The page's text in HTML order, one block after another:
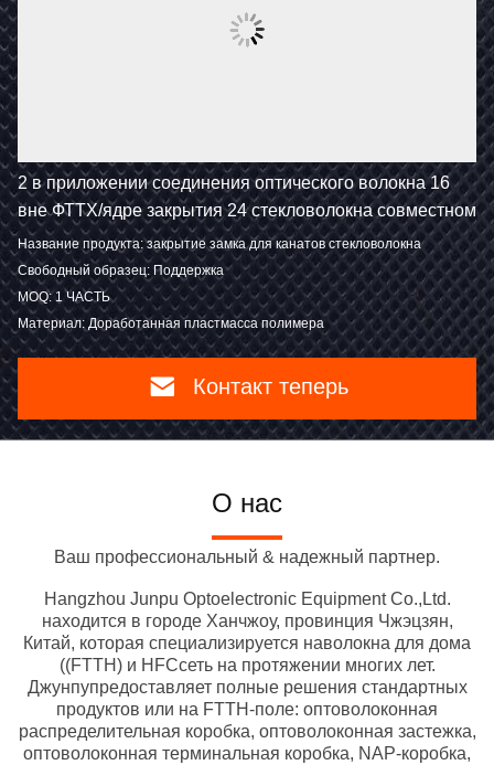
2 в приложении соединения оптического волокна 16
вне ФТТХ/ядре закрытия 24 стекловолокна совместном
Название продукта: закрытие замка для канатов стекловолокна
Свободный образец: Поддержка
MOQ: 1 ЧАСТЬ
Материал: Доработанная пластмасса полимера
Контакт теперь
О нас
Ваш профессиональный & надежный партнер.
Hangzhou Junpu Optoelectronic Equipment Co.,Ltd.
находится в городе Ханчжоу, провинция Чжэцзян,
Китай, которая специализируется наволокна для дома
((FTTH) и HFCсеть на протяжении многих лет.
Джунпупредоставляет полные решения стандартных
продуктов или на FTTH-поле: оптоволоконная
распределительная коробка, оптоволоконная застежка,
оптоволоконная терминальная коробка, NAP-коробка,